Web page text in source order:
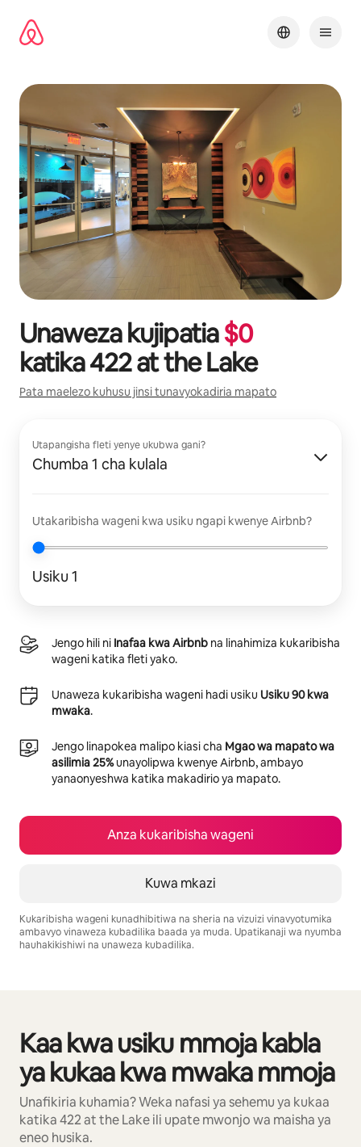
kwenda
kwenye
Unaweza kujipatia$0
katika422 at the Lake
Pata maelezo kuhusu jinsi tunavyokadiria mapato
Utapangisha fleti yenye ukubwa gani?
Chumba 1 cha kulala
Utakaribisha wageni kwa usiku ngapi kwenye Airbnb?
Usiku 1
Jengo hili ni Inafaa kwa Airbnb na linahimiza kukaribisha
wageni katika fleti yako.
Unaweza kukaribisha wageni hadi usiku Usiku 90 kwa
mwaka.
Jengo linapokea malipo kiasi cha Mgao wa mapato wa
asilimia 25%unayolipwa kwenye Airbnb, ambayo
yanaonyeshwa katika makadirio ya mapato.
Anza kukaribisha wageni
Kuwa mkazi
Kukaribisha wageni kunadhibitiwa na sheria na vizuizi vinavyotumika
ambavyo vinaweza kubadilika baada ya muda. Upatikanaji wa nyumba
hauhakikishiwi na unaweza kubadilika.
Kaa kwa usiku mmoja kabla
ya kukaa kwa mwaka mmoja
Unafikiria kuhamia? Weka nafasi ya sehemu ya kukaa
katika 422 at the Lake ili upate mwonjo wa maisha ya
eneo husika.
Inaonyesha vitu 0 kati ya 0